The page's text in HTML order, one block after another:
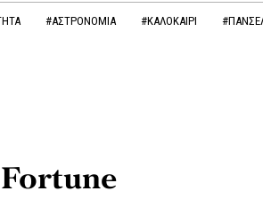
#ΑΣΤΡΟΝΟΜΙΑ #ΚΑΛΟΚΑΙΡΙ